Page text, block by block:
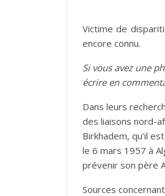
­Victime de
encore connu.
Si vous avez une
écrire en
Dans leurs
des liaisons nord-
Birkhadem, qu’il
le 6 mars 1957 à
prévenir son père
Sources